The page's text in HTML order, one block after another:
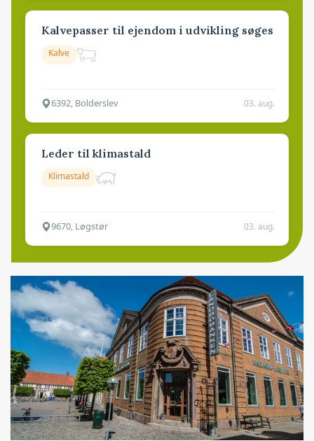
Kalvepasser til ejendom i udvikling søges
Kalve
6392, Bolderslev 03. aug.
Leder til klimastald
Klimastald
9670, Løgstør 03. aug.